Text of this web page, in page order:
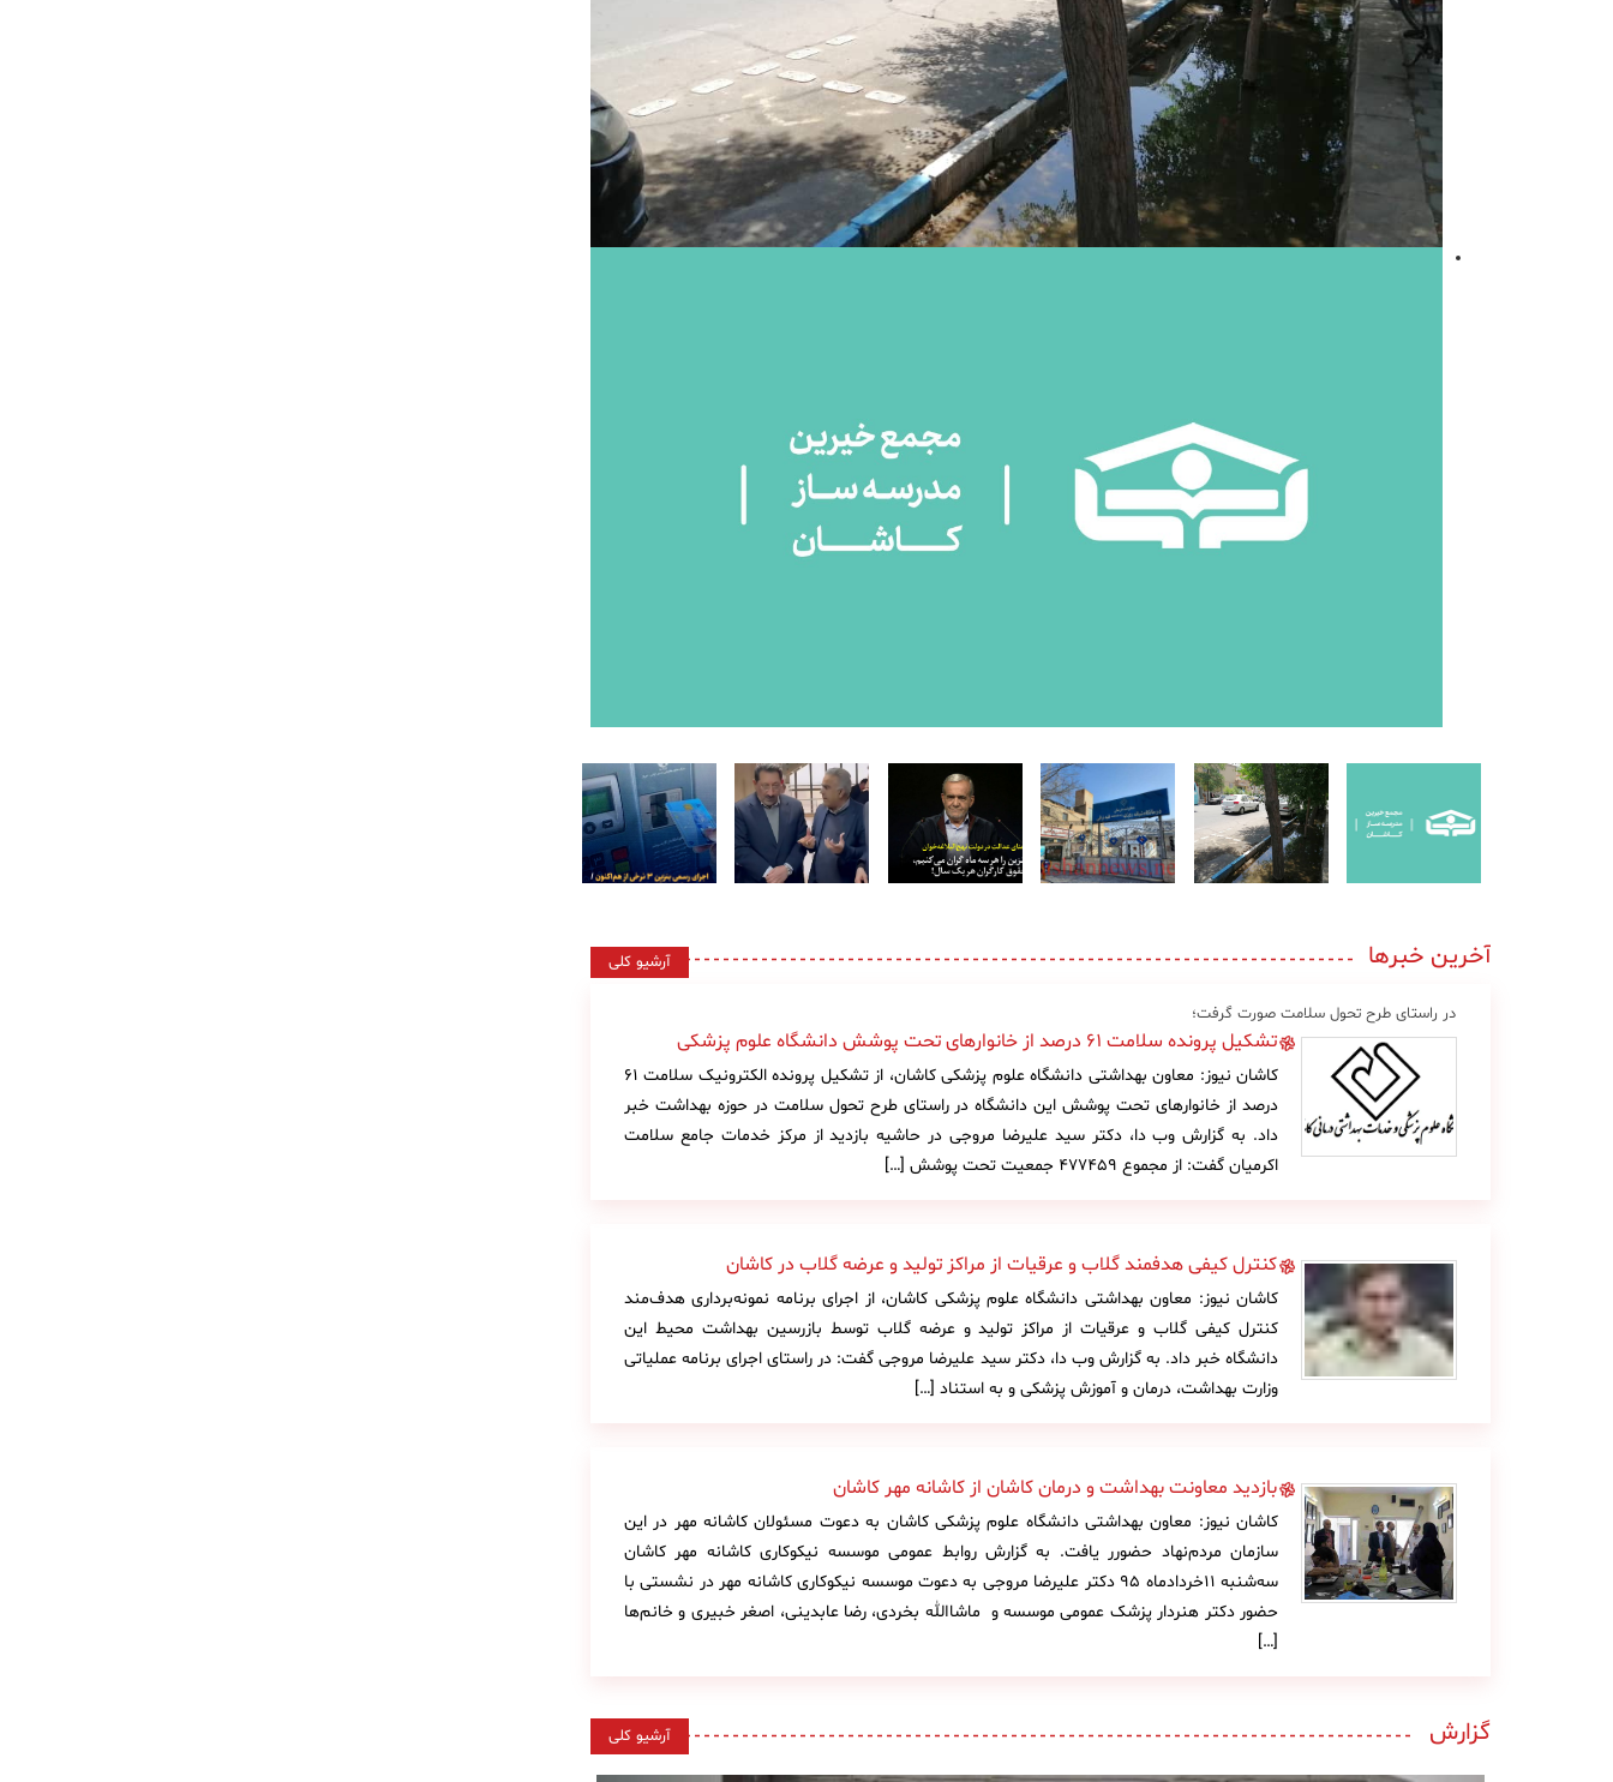
آخرین خبرها آرشیو کلی
در راستای طرح تحول سلامت صورت گرفت؛
تشکیل پرونده سلامت ۶۱ درصد از خانوارهای تحت پوشش دانشگاه علوم پزشکی
کاشان نیوز: معاون بهداشتی دانشگاه علوم پزشکی کاشان، از تشکیل پرونده الکترونیک سلامت ۶۱
درصد از خانوارهای تحت پوشش این دانشگاه در راستای طرح تحول سلامت در حوزه بهداشت خبر
داد. به گزارش وب دا، دکتر سید علیرضا مروجی در حاشیه بازدید از مرکز خدمات جامع سلامت
اکرمیان گفت: از مجموع ۴۷۷۴۵۹ جمعیت تحت پوشش […]
کنترل کیفی هدفمند گلاب و عرقیات از مراکز تولید و عرضه گلاب در کاشان
کاشان نیوز: معاون بهداشتی دانشگاه علوم پزشکی کاشان، از اجرای برنامه نمونه‌برداری هدف‌مند
کنترل کیفی گلاب و عرقیات از مراکز تولید و عرضه گلاب توسط بازرسین بهداشت محیط این
دانشگاه خبر داد. به گزارش وب دا، دکتر سید علیرضا مروجی گفت: در راستای اجرای برنامه عملیاتی
وزارت بهداشت، درمان و آموزش پزشکی و به استناد […]
بازدید معاونت بهداشت و درمان کاشان از کاشانه مهر کاشان
کاشان نیوز: معاون بهداشتی دانشگاه علوم پزشکی کاشان به دعوت مسئولان کاشانه مهر در این
سازمان مردم‌نهاد حضورر یافت. به گزارش روابط عمومی موسسه نیکوکاری کاشانه مهر کاشان
سه‌شنبه ۱۱خردادماه ۹۵ دکتر علیرضا مروجی به دعوت موسسه نیکوکاری کاشانه مهر در نشستی با
حضور دکتر هنردار پزشک عمومی موسسه و ماشاالله بخردی، رضا عابدینی، اصغر خبیری و خانم‌ها
[…]
گزارش آرشیو کلی